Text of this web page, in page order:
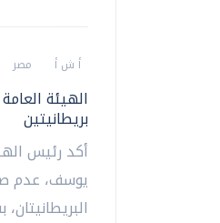
أ ش أ مصر
الهيئة
بريطانيتين
أكد رئيس
يوسف، عدم